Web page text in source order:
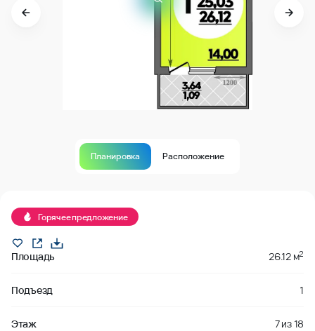
Планировка Расположение
Горячее предложение
Площадь 26.12 м2
Подъезд 1
Этаж 7из18